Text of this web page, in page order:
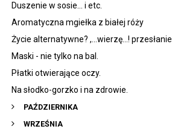
Duszenie w sosie... i etc.
Aromatyczna mgiełka z białej róży
Życie alternatywne? ,...wierzę...! przesłanie
Maski - nie tylko na bal.
Płatki otwierające oczy.
Na słodko-gorzko i na zdrowie.
PAŹDZIERNIKA
WRZEŚNIA